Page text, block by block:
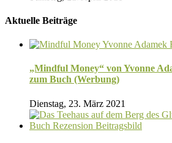
Aktuelle Beiträge
„Mindful Money“ von Yvonne
zum Buch (Werbung)
Dienstag, 23. März 2021